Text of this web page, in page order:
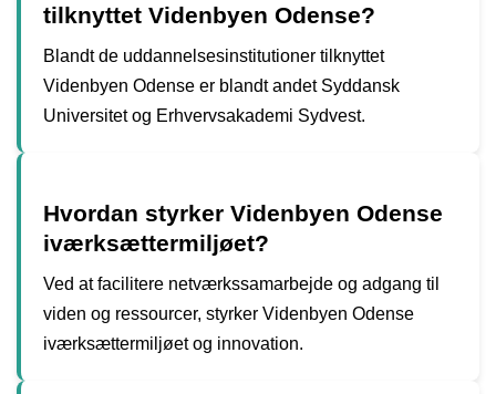
tilknyttet Videnbyen Odense?
Blandt de uddannelsesinstitutioner tilknyttet
Videnbyen Odense er blandt andet Syddansk
Universitet og Erhvervsakademi Sydvest.
Hvordan styrker Videnbyen Odense
iværksættermiljøet?
Ved at facilitere netværkssamarbejde og adgang til
viden og ressourcer, styrker Videnbyen Odense
iværksættermiljøet og innovation.